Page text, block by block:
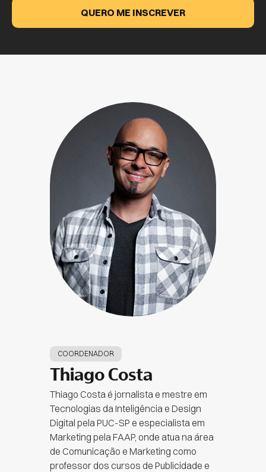
QUERO ME INSCREVER
COORDENADOR
Thiago Costa
Thiago Costa é jornalista e mestre em
Tecnologias da Inteligência e Design
Digital pela PUC-SP e especialista em
Marketing pela FAAP, onde atua na área
de Comunicação e Marketing como
professor dos cursos de Publicidade e